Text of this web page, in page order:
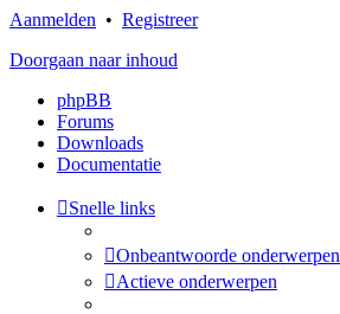
Aanmelden • Registreer
Doorgaan naar inhoud
phpBB
Forums
Downloads
Documentatie
Snelle links
Onbeantwoorde onderwerpen
Actieve onderwerpen